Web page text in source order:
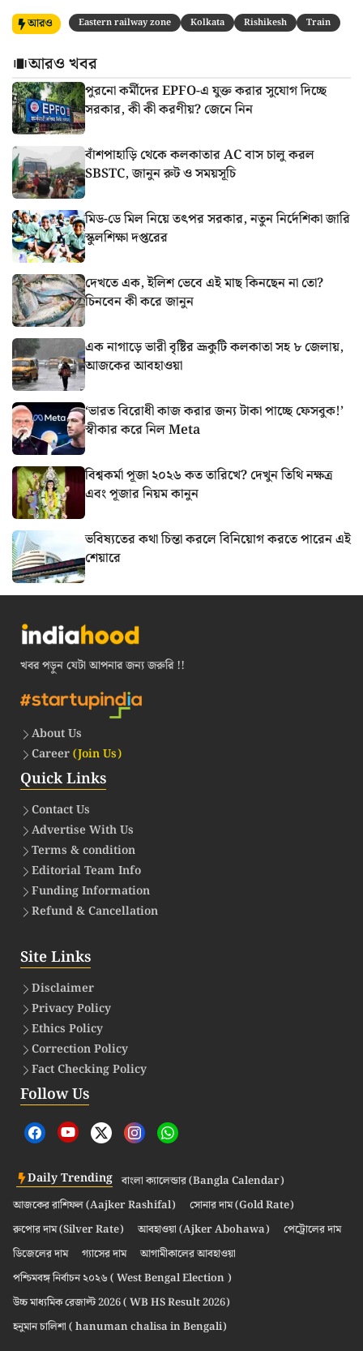
আরও Eastern railway zone Kolkata Rishikesh Train
আরও খবর
পুরনো কর্মীদের EPFO-এ যুক্ত করার সুযোগ দিচ্ছে
সরকার, কী কী করণীয়? জেনে নিন
বাঁশপাহাড়ি থেকে কলকাতার AC বাস চালু করল
SBSTC, জানুন রুট ও সময়সূচি
মিড-ডে মিল নিয়ে তৎপর সরকার, নতুন নির্দেশিকা জারি
স্কুলশিক্ষা দপ্তরের
দেখতে এক, ইলিশ ভেবে এই মাছ কিনছেন না তো?
চিনবেন কী করে জানুন
এক নাগাড়ে ভারী বৃষ্টির ভ্রূকুটি কলকাতা সহ ৮ জেলায়,
আজকের আবহাওয়া
‘ভারত বিরোধী কাজ করার জন্য টাকা পাচ্ছে ফেসবুক!’
স্বীকার করে নিল Meta
বিশ্বকর্মা পূজা ২০২৬ কত তারিখে? দেখুন তিথি নক্ষত্র
এবং পূজার নিয়ম কানুন
ভবিষ্যতের কথা চিন্তা করলে বিনিয়োগ করতে পারেন এই
শেয়ারে
খবর পড়ুন যেটা আপনার জন্য জরুরি !!
About Us
Career(Join Us)
Quick Links
Contact Us
Advertise With Us
Terms & condition
Editorial Team Info
Funding Information
Refund & Cancellation
Site Links
Disclaimer
Privacy Policy
Ethics Policy
Correction Policy
Fact Checking Policy
Follow Us
Daily Trending বাংলা ক্যালেন্ডার (Bangla Calendar)
আজকের রাশিফল (Aajker Rashifal)
সোনার দাম (Gold Rate)
রুপোর দাম (Silver Rate)
আবহাওয়া (Ajker Abohawa)
পেট্রোলের দাম
ডিজেলের দাম
গ্যাসের দাম
আগামীকালের আবহাওয়া
পশ্চিমবঙ্গ নির্বাচন ২০২৬ ( West Bengal Election )
উচ্চ মাধ্যমিক রেজাল্ট 2026 ( WB HS Result 2026)
হনুমান চালিশা ( hanuman chalisa in Bengali)